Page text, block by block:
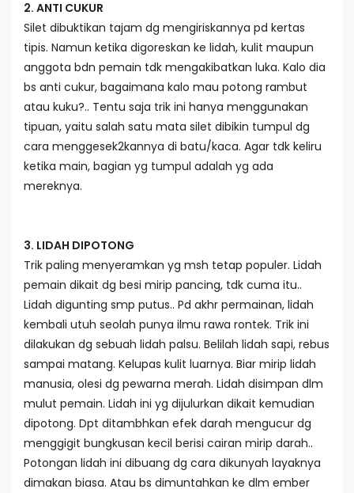
2. ANTI CUKUR
Silet dibuktikan tajam dg mengiriskannya pd kertas
tipis. Namun ketika digoreskan ke lidah, kulit maupun
anggota bdn pemain tdk mengakibatkan luka. Kalo dia
bs anti cukur, bagaimana kalo mau potong rambut
atau kuku?.. Tentu saja trik ini hanya menggunakan
tipuan, yaitu salah satu mata silet dibikin tumpul dg
cara menggesek2kannya di batu/kaca. Agar tdk keliru
ketika main, bagian yg tumpul adalah yg ada
mereknya.
3. LIDAH DIPOTONG
Trik paling menyeramkan yg msh tetap populer. Lidah
pemain dikait dg besi mirip pancing, tdk cuma itu..
Lidah digunting smp putus.. Pd akhr permainan, lidah
kembali utuh seolah punya ilmu rawa rontek. Trik ini
dilakukan dg sebuah lidah palsu. Belilah lidah sapi, rebus
sampai matang. Kelupas kulit luarnya. Biar mirip lidah
manusia, olesi dg pewarna merah. Lidah disimpan dlm
mulut pemain. Lidah ini yg dijulurkan dikait kemudian
dipotong. Dpt ditambhkan efek darah mengucur dg
menggigit bungkusan kecil berisi cairan mirip darah..
Potongan lidah ini dibuang dg cara dikunyah layaknya
dimakan biasa. Atau bs dimuntahkan ke dlm ember